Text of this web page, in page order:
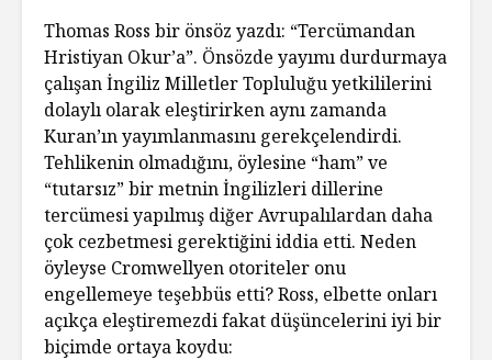
Thomas Ross bir önsöz yazdı: “Tercümandan
Hristiyan Okur’a”. Önsözde yayımı durdurmaya
çalışan İngiliz Milletler Topluluğu yetkililerini
dolaylı olarak eleştirirken aynı zamanda
Kuran’ın yayımlanmasını gerekçelendirdi.
Tehlikenin olmadığını, öylesine “ham” ve
“tutarsız” bir metnin İngilizleri dillerine
tercümesi yapılmış diğer Avrupalılardan daha
çok cezbetmesi gerektiğini iddia etti. Neden
öyleyse Cromwellyen otoriteler onu
engellemeye teşebbüs etti? Ross, elbette onları
açıkça eleştiremezdi fakat düşüncelerini iyi bir
biçimde ortaya koydu: